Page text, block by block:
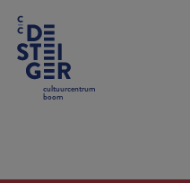
cultuurcentrum
boom